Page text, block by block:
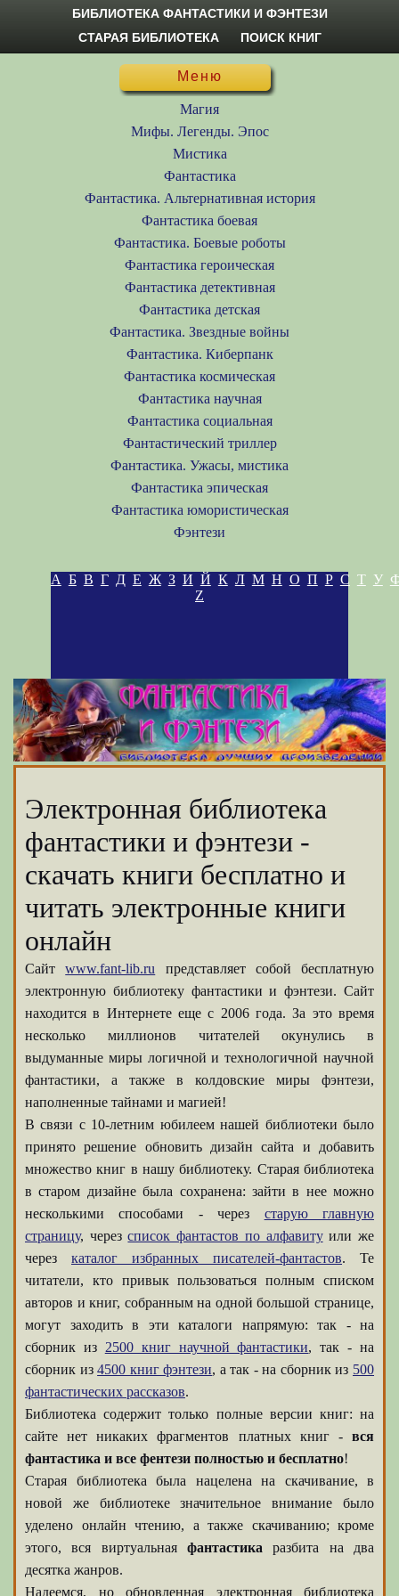
БИБЛИОТЕКА ФАНТАСТИКИ И ФЭНТЕЗИ
СТАРАЯ БИБЛИОТЕКА
ПОИСК КНИГ
Меню
Магия
Мифы. Легенды. Эпос
Мистика
Фантастика
Фантастика. Альтернативная история
Фантастика боевая
Фантастика. Боевые роботы
Фантастика героическая
Фантастика детективная
Фантастика детская
Фантастика. Звездные войны
Фантастика. Киберпанк
Фантастика космическая
Фантастика научная
Фантастика социальная
Фантастический триллер
Фантастика. Ужасы, мистика
Фантастика эпическая
Фантастика юмористическая
Фэнтези
А Б В Г Д Е Ж З И Й К Л М Н О П Р С Т У
Z
Электронная библиотека
фантастики и фэнтези -
скачать книги бесплатно и
читать электронные книги
онлайн
Сайтwww.fant-lib.ru представляет собой бесплатную
электронную библиотеку фантастики и фэнтези. Сайт
находится в Интернете еще с 2006 года. За это время
несколько миллионов читателей окунулись в
выдуманные миры логичной и технологичной научной
фантастики, а также в колдовские миры фэнтези,
наполненные тайнами и магией!
В связи с 10-летним юбилеем нашей библиотеки было
принято решение обновить дизайн сайта и добавить
множество книг в нашу библиотеку. Старая библиотека
в старом дизайне была сохранена: зайти в нее можно
несколькими способами - через старую главную
страницу, черезсписок фантастов по алфавитуили же
через каталог избранных писателей-фантастов. Те
читатели, кто привык пользоваться полным списком
авторов и книг, собранным на одной большой странице,
могут заходить в эти каталоги напрямую: так - на
сборник из 2500 книг научной фантастики, так - на
сборник из4500 книг фэнтези, а так - на сборник из 500
фантастических рассказов.
Библиотека содержит только полные версии книг: на
сайте нет никаких фрагментов платных книг - вся
фантастика и все фентези полностью и бесплатно!
Старая библиотека была нацелена на скачивание, в
новой же библиотеке значительное внимание было
уделено онлайн чтению, а также скачиванию; кроме
этого, вся виртуальная фантастика разбита на два
десятка жанров.
Надеемся, но обновленная электронная библиотека